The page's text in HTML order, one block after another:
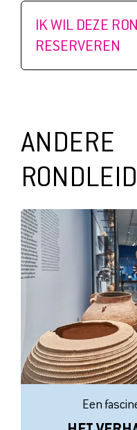
IK WIL DEZE
RESERVEREN
ANDERE
Een